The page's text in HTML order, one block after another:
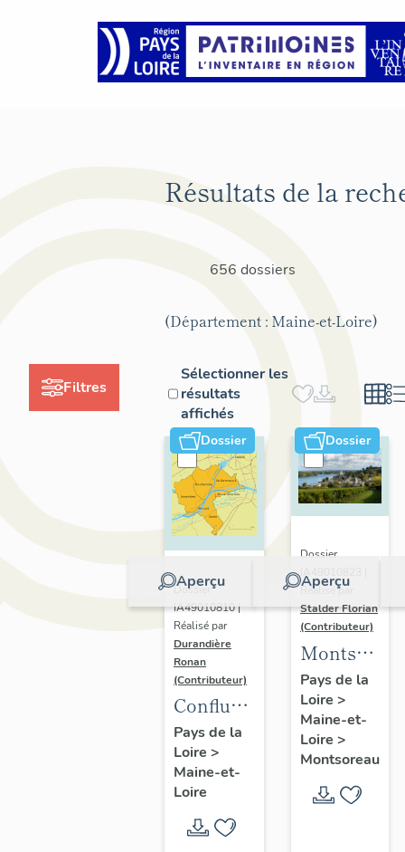
Filtres
Résultats de la
656 dossiers
(Département : Maine-et-Loire)
Sélectionner les
résultats
affichés
Dossier
Aperçu
Dossier
IA49010810 |
Réalisé par
Durandière
Ronan
(Contributeur)
Confluence
Maine-
Loire :
présentation
l'opération
Pays de la
Loire >
Maine-et-
Loire
Dossier
Aperçu
Dossier
IA49010823 |
Réalisé par
Stalder Florian
(Contributeur)
Montsoreau
:
de la
commune
Pays de la
Loire >
Maine-et-
Loire >
Montsoreau